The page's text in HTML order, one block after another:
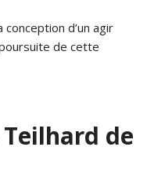
d’un agir
de cette
de